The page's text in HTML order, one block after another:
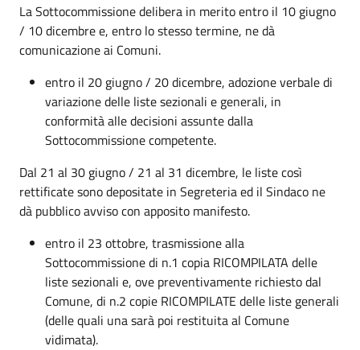
La Sottocommissione delibera in merito entro il 10 giugno
/ 10 dicembre e, entro lo stesso termine, ne dà
comunicazione ai Comuni.
entro il 20 giugno / 20 dicembre, adozione verbale di
variazione delle liste sezionali e generali, in
conformità alle decisioni assunte dalla
Sottocommissione competente.
Dal 21 al 30 giugno / 21 al 31 dicembre, le liste così
rettificate sono depositate in Segreteria ed il Sindaco ne
dà pubblico avviso con apposito manifesto.
entro il 23 ottobre, trasmissione alla
Sottocommissione di n.1 copia RICOMPILATA delle
liste sezionali e, ove preventivamente richiesto dal
Comune, di n.2 copie RICOMPILATE delle liste generali
(delle quali una sarà poi restituita al Comune
vidimata).